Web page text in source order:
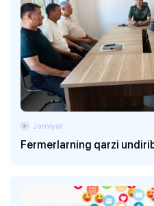
Fermerlarning qarzi
Jamiyat